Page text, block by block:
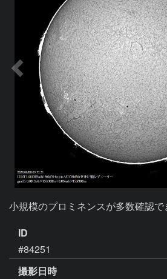
小規模のプロミネンスが多数確認で
ID
#84251
撮影日時